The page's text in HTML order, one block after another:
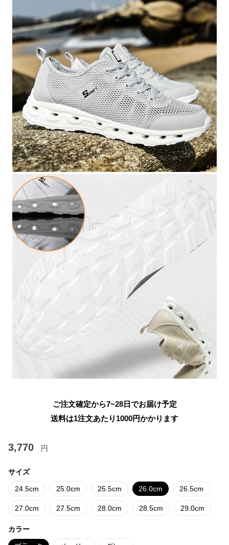
ご注文確定から7~28日でお届け予定
送料は1注文あたり 1000円かかります
3,770 円
サイズ
24.5cm 25.0cm 25.5cm 26.0cm 26.5cm
27.0cm 27.5cm 28.0cm 28.5cm 29.0cm
カラー